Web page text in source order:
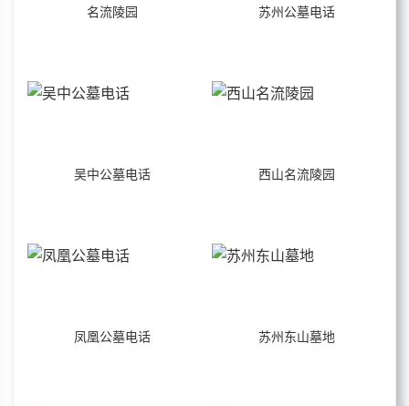
名流陵园 苏州公墓电话
吴中公墓电话 西山名流陵园
凤凰公墓电话 苏州东山墓地